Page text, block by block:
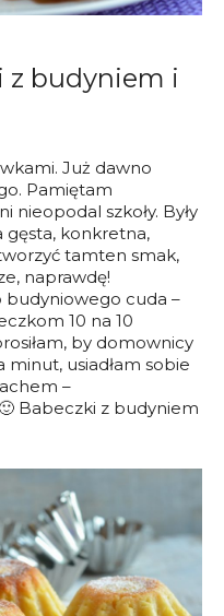
z budyniem i
Już dawno
Pamiętam
szkoły. Były
gęsta, konkretna,
tamten smak,
naprawdę!
budyniowego cuda –
10 na 10
by domownicy
usiadłam sobie
–
Babeczki z budyniem